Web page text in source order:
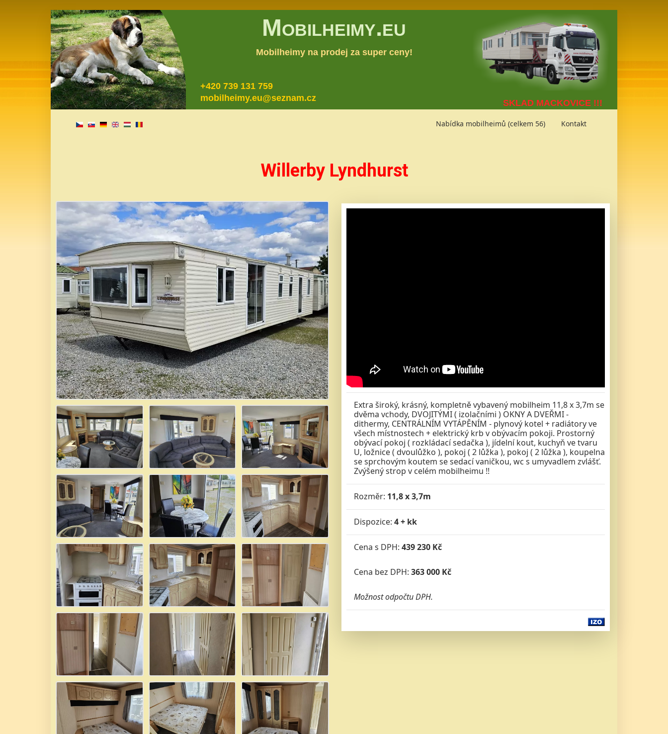
Mobilheimy.eu
Mobilheimy na prodej za super ceny!
+420 739 131 759
mobilheimy.eu@seznam.cz
SKLAD MACKOVICE !!!
Nabídka mobilheimů (celkem 56) Kontakt
Willerby Lyndhurst
Extra široký, krásný, kompletně vybavený mobilheim 11,8 x 3,7m se
dvěma vchody, DVOJITÝMI ( izolačními ) OKNY A DVEŘMI -
dithermy, CENTRÁLNÍM VYTÁPĚNÍM - plynový kotel + radiátory ve
všech místnostech + elektrický krb v obývacím pokoji. Prostorný
obývací pokoj ( rozkládací sedačka ), jídelní kout, kuchyň ve tvaru
U, ložnice ( dvoulůžko ), pokoj ( 2 lůžka ), pokoj ( 2 lůžka ), koupelna
se sprchovým koutem se sedací vaničkou, wc s umyvadlem zvlášť.
Zvýšený strop v celém mobilheimu !!
Rozměr: 11,8 x 3,7m
Dispozice: 4 + kk
Cena s DPH: 439 230 Kč
Cena bez DPH: 363 000 Kč
Možnost odpočtu DPH.